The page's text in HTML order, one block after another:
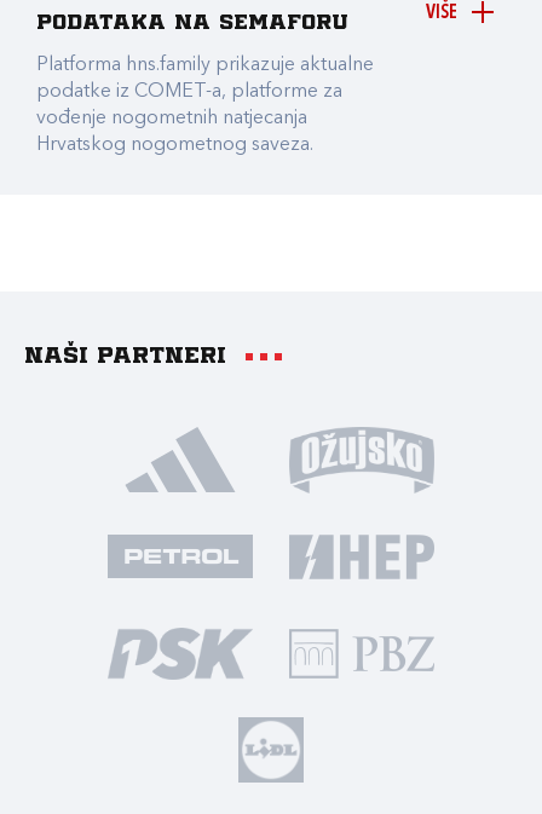
VIŠE
podataka na Semaforu
Platforma hns.family prikazuje aktualne
podatke iz COMET-a, platforme za
vođenje nogometnih natjecanja
Hrvatskog nogometnog saveza.
Naši partneri